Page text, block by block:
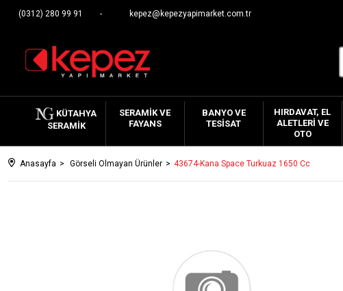
(0312) 280 99 91 kepez@kepezyapimarket.com.tr
KÜTAHYA
SERAMIK
SERAMIK VE
FAYANS
BANYO VE
TESISAT
HIRDAVAT, EL
ALETLERI VE
OTO
Anasayfa Görseli Olmayan Ürünler 43674-Kana Space Turkuaz 1650 Cc